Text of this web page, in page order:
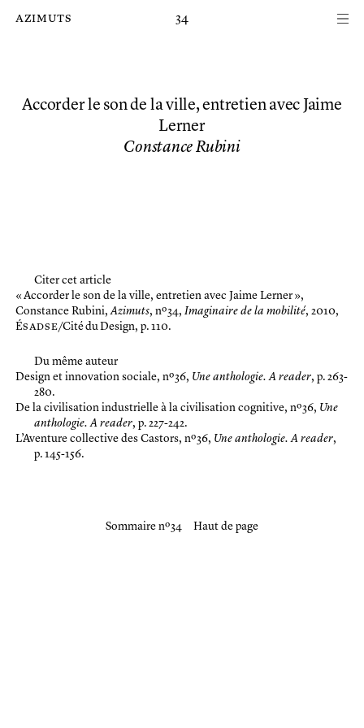
azimuts 34
Accorder le son de la ville, entretien avec Jaime
Lerner
Constance Rubini
Citer cet article
« Accorder le son de la ville, entretien avec Jaime Lerner »,
Constance Rubini,Azimuts, nº 34, Imaginaire de la mobilité, 2010,
Ésadse/Cité du Design, p. 110.
Du même auteur
Design et innovation sociale, nº 36, Une anthologie. A reader, p. 263-
280.
De la civilisation industrielle à la civilisation cognitive, nº 36, Une
anthologie. A reader, p. 227-242.
L’Aventure collective des Castors, nº 36, Une anthologie. A reader,
p. 145-156.
Sommaire nº 34 Haut de page